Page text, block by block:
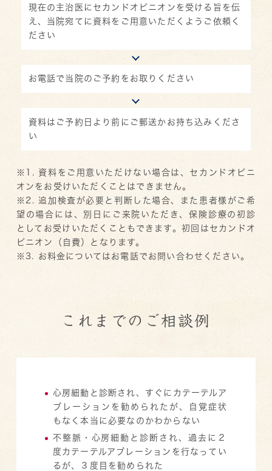
現在の主治医にセカンドオピニオンを受ける旨を伝
え、当院宛てに資料をご用意いただくようご依頼く
ださい
お電話で当院のご予約をお取りください
資料はご予約日より前にご郵送かお持ち込みくださ
い
※1. 資料をご用意いただけない場合は、セカンドオピニ
オンをお受けいただくことはできません。
※2. 追加検査が必要と判断した場合、また患者様がご希
望の場合には、別日にご来院いただき、保険診療の初診
としてお受けいただくこともできます。初回はセカンドオ
ピニオン（自費）となります。
※3. お料金についてはお電話でお問い合わせください。
これまでのご相談例
心房細動と診断され、すぐにカテーテルア
ブレーションを勧められたが、自覚症状
もなく本当に必要なのかわからない
不整脈・心房細動と診断され、過去に２
度カテーテルアブレーションを行なってい
るが、３度目を勧められた